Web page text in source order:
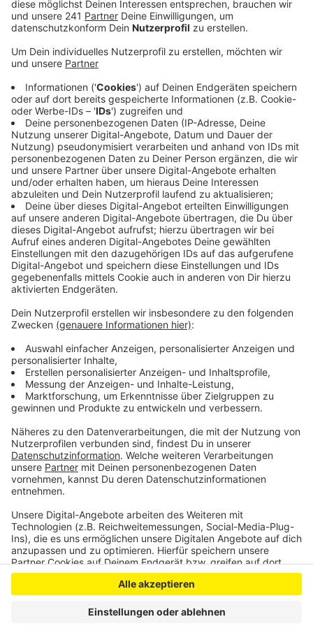
Anzeige
Anzeige
Der Erlös geht komplett an Vereine, Kulturschaffende
und Unternehmen in unserer Stadt, die von der Corona-
Pandemie besonders betroffen sind.
"Seite an Seite” - so heißt das Motto der
Solidaritätsaktion der Bayer-Fans. Ab Sonntag gibt es
im Onlineshop der Nordkurve12 zwei Leverkusen-
Artikel für jeweils 10 Euro zu kaufen. Beim
Bezahlvorgang können Kunden dann entscheiden, an
wen das Geld konkret gespendet wird. Der Verein wir
mit der Aktion vor allem kleinere Einzelhändler,
Kneipen, Künstler und Vereine unterstützen. Sie alle
können sich aktuell noch für die Aktion bewerben.
Ergänzend zu der neuen Aktion weißt die Nordkurve12
auch noch auf den Einkauf-Service der Ultras
zu einer Risikogruppe zugehören, gehen die Bayer 04
Fans weiterhin einkaufen.
Anzeige
Anzeige